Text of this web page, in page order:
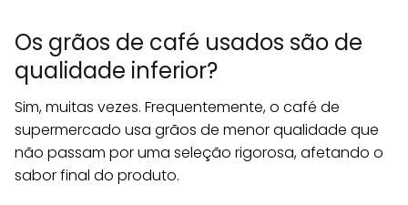
Os grãos de café usados são de
qualidade inferior?
Sim, muitas vezes. Frequentemente, o café de
supermercado usa grãos de menor qualidade que
não passam por uma seleção rigorosa, afetando o
sabor final do produto.